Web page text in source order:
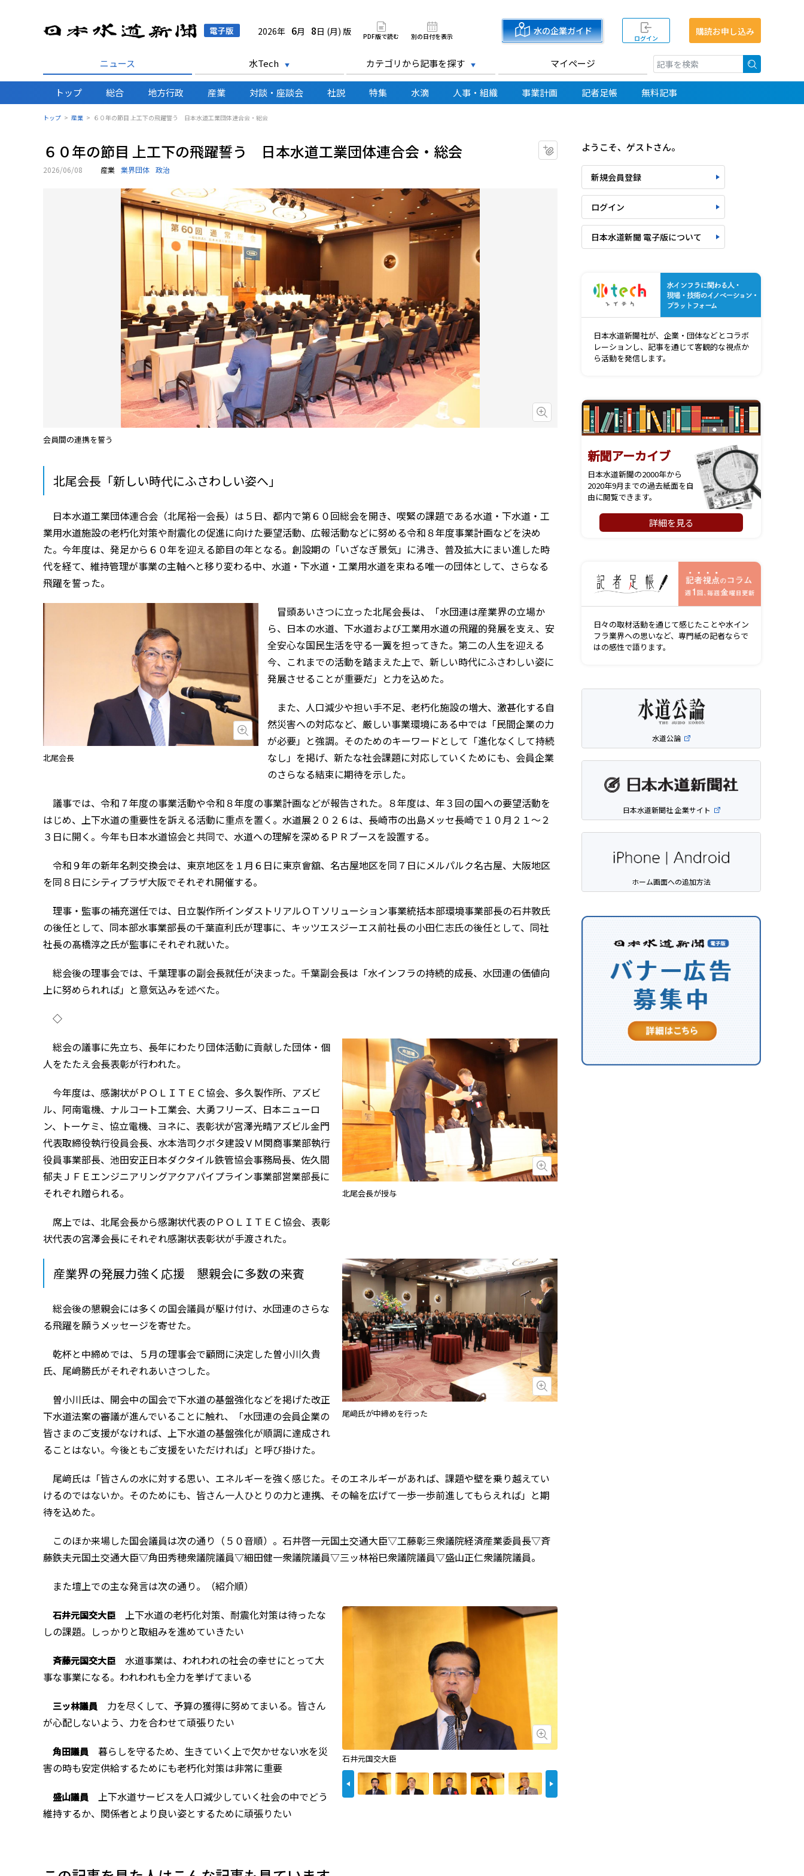
日本水道新聞 電子版
2026年 6月 8日 (月) 版 PDF版で読む 別の日付を表示 水の企業ガイド
ログイン
購読お申し込み
ニュース 水Tech カテゴリから記事を探す マイページ
トップ 総合 地方行政 産業 対談・座談会 社説 特集 水滴 人事・組織 事業計画 記者足帳 無料記事
トップ 産業 ６０年の節目 上工下の飛躍誓う 日本水道工業団体連合会・総会
６０年の節目 上工下の飛躍誓う 日本水道工業団体連合会・総会 マイクリップに追加
2026/06/08 産業 業界団体 政治
画像を拡大
会員間の連携を誓う
北尾会長「新しい時代にふさわしい姿へ」
日本水道工業団体連合会（北尾裕一会長）は５日、都内で第６０回総会を開き、喫緊の課題である水道・下水道・工
業用水道施設の老朽化対策や耐震化の促進に向けた要望活動、広報活動などに努める令和８年度事業計画などを決め
た。今年度は、発足から６０年を迎える節目の年となる。創設期の「いざなぎ景気」に沸き、普及拡大にまい進した時
代を経て、維持管理が事業の主軸へと移り変わる中、水道・下水道・工業用水道を束ねる唯一の団体として、さらなる
飛躍を誓った。
画像を拡大
北尾会長
冒頭あいさつに立った北尾会長は、「水団連は産業界の立場か
ら、日本の水道、下水道および工業用水道の飛躍的発展を支え、安
全安心な国民生活を守る一翼を担ってきた。第二の人生を迎える
今、これまでの活動を踏まえた上で、新しい時代にふさわしい姿に
発展させることが重要だ」と力を込めた。
また、人口減少や担い手不足、老朽化施設の増大、激甚化する自
然災害への対応など、厳しい事業環境にある中では「民間企業の力
が必要」と強調。そのためのキーワードとして「進化なくして持続
なし」を掲げ、新たな社会課題に対応していくためにも、会員企業
のさらなる結束に期待を示した。
議事では、令和７年度の事業活動や令和８年度の事業計画などが報告された。８年度は、年３回の国への要望活動を
はじめ、上下水道の重要性を訴える活動に重点を置く。水道展２０２６は、長崎市の出島メッセ長崎で１０月２１～２
３日に開く。今年も日本水道協会と共同で、水道への理解を深めるＰＲブースを設置する。
令和９年の新年名刺交換会は、東京地区を１月６日に東京會舘、名古屋地区を同７日にメルパルク名古屋、大阪地区
を同８日にシティプラザ大阪でそれぞれ開催する。
理事・監事の補充選任では、日立製作所インダストリアルＯＴソリューション事業統括本部環境事業部長の石井敦氏
の後任として、同本部水事業部長の千葉直利氏が理事に、キッツエスジーエス前社長の小田仁志氏の後任として、同社
社長の髙橋淳之氏が監事にそれぞれ就いた。
総会後の理事会では、千葉理事の副会長就任が決まった。千葉副会長は「水インフラの持続的成長、水団連の価値向
上に努められれば」と意気込みを述べた。
◇
画像を拡大
北尾会長が授与
総会の議事に先立ち、長年にわたり団体活動に貢献した団体・個
人をたたえ会長表彰が行われた。
今年度は、感謝状がＰＯＬＩＴＥＣ協会、多久製作所、アズビ
ル、阿南電機、ナルコート工業会、大勇フリーズ、日本ニューロ
ン、トーケミ、協立電機、ヨネに、表彰状が宮澤光晴アズビル金門
代表取締役執行役員会長、水本浩司クボタ建設ＶＭ関商事業部執行
役員事業部長、池田安正日本ダクタイル鉄管協会事務局長、佐久間
郁夫ＪＦＥエンジニアリングアクアパイプライン事業部営業部長に
それぞれ贈られる。
席上では、北尾会長から感謝状代表のＰＯＬＩＴＥＣ協会、表彰
状代表の宮澤会長にそれぞれ感謝状表彰状が手渡された。
産業界の発展力強く応援 懇親会に多数の来賓
画像を拡大
尾﨑氏が中締めを行った
総会後の懇親会には多くの国会議員が駆け付け、水団連のさらな
る飛躍を願うメッセージを寄せた。
乾杯と中締めでは、５月の理事会で顧問に決定した曽小川久貴
氏、尾﨑勝氏がそれぞれあいさつした。
曽小川氏は、開会中の国会で下水道の基盤強化などを掲げた改正
下水道法案の審議が進んでいることに触れ、「水団連の会員企業の
皆さまのご支援がなければ、上下水道の基盤強化が順調に達成され
ることはない。今後ともご支援をいただければ」と呼び掛けた。
尾﨑氏は「皆さんの水に対する思い、エネルギーを強く感じた。そのエネルギーがあれば、課題や壁を乗り越えてい
けるのではないか。そのためにも、皆さん一人ひとりの力と連携、その輪を広げて一歩一歩前進してもらえれば」と期
待を込めた。
このほか来場した国会議員は次の通り（５０音順）。石井啓一元国土交通大臣▽工藤彰三衆議院経済産業委員長▽斉
藤鉄夫元国土交通大臣▽角田秀穂衆議院議員▽細田健一衆議院議員▽三ッ林裕巳衆議院議員▽盛山正仁衆議院議員。
また壇上での主な発言は次の通り。（紹介順）
石井元国交大臣
前へ 次へ
石井元国交大臣 上下水道の老朽化対策、耐震化対策は待ったな
しの課題。しっかりと取組みを進めていきたい
斉藤元国交大臣 水道事業は、われわれの社会の幸せにとって大
事な事業になる。われわれも全力を挙げてまいる
三ッ林議員
力を尽くして、予算の獲得に努めてまいる。皆さん
が心配しないよう、力を合わせて頑張りたい
角田議員
暮らしを守るため、生きていく上で欠かせない水を災
害の時も安定供給するためにも老朽化対策は非常に重要
盛山議員
上下水道サービスを人口減少していく社会の中でどう
維持するか、関係者とより良い姿とするために頑張りたい
ようこそ、ゲストさん。
新規会員登録
ログイン
日本水道新聞 電子版について
日本水道新聞社が、企業・団体などとコラボ
レーションし、記事を通じて客観的な視点か
ら活動を発信します。
新聞アーカイブ
日本水道新聞の2000年から
2020年9月までの過去紙面を自
由に閲覧できます。
詳細を見る
日々の取材活動を通じて感じたことや水イン
フラ業界への思いなど、専門紙の記者ならで
はの感性で語ります。
水道公論
日本水道新聞社 企業サイト
ホーム画面への追加方法